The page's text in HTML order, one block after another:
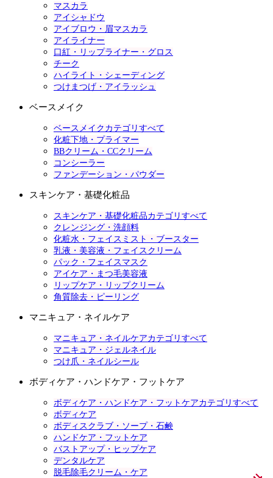
マスカラ
アイシャドウ
アイブロウ・眉マスカラ
アイライナー
口紅・リップライナー・グロス
チーク
ハイライト・シェーディング
つけまつげ・アイラッシュ
ベースメイク
ベースメイクカテゴリすべて
化粧下地・プライマー
BBクリーム・CCクリーム
コンシーラー
ファンデーション・パウダー
スキンケア・基礎化粧品
スキンケア・基礎化粧品カテゴリすべて
クレンジング・洗顔料
化粧水・フェイスミスト・ブースター
乳液・美容液・フェイスクリーム
パック・フェイスマスク
アイケア・まつ毛美容液
リップケア・リップクリーム
角質除去・ピーリング
マニキュア・ネイルケア
マニキュア・ネイルケアカテゴリすべて
マニキュア・ジェルネイル
つけ爪・ネイルシール
ボディケア・ハンドケア・フットケア
ボディケア・ハンドケア・フットケアカテゴリすべて
ボディケア
ボディスクラブ・ソープ・石鹸
ハンドケア・フットケア
バストアップ・ヒップケア
デンタルケア
脱毛除毛クリーム・ケア